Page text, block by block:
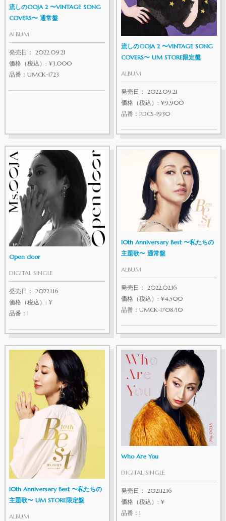
流しのOOJA 2 〜VINTAGE SONG
COVERS〜 通常盤
ALBUM
発売日： 2022.09.21
価格（税込）: ¥3,000
品番：UMCK-1723
流しのOOJA 2 〜VINTAGE SONG
COVERS〜 UM STORE限定盤
ALBUM
発売日： 2022.09.21
価格（税込）: ¥9,900
品番：PDCS-1930
Open door
DIGITAL SINGLE
発売日： 2022.1.16
価格（税込）: ¥
品番：1
10th Anniversary Best 〜私たちの
主題歌〜 通常盤
ALBUM
発売日： 2022.02.16
価格（税込）: ¥4,500
品番：UMCK-1708/10
10th Anniversary Best 〜私たちの
主題歌〜 UM STORE限定盤
ALBUM
Who Are You
DIGITAL SINGLE
発売日： 2021.12.16
価格（税込）: ¥
品番：1